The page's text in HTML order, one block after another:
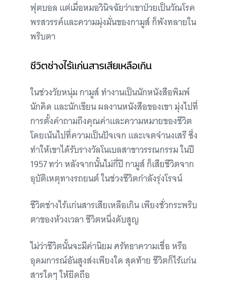
ฟุตบอล แต่เมื่อหมอวินิจฉัยว่าเขาป่วยเป็นวัณโรค
พรสวรรค์และความมุ่งมั่นของกามูส์ ก็พังทลายใน
พริบตา
ชีวิตช่างไร้แก่นสารเสียเหลือเกิน
ในช่วงวัยหนุ่ม กามูส์ ทำงานเป็นนักหนังสือพิมพ์
นักคิด และนักเขียน ผลงานหนังสือของเขา มุ่งไปที่
การตั้งคำถามถึงคุณค่าและความหมายของชีวิต
โดยเน้นไปที่ความเป็นปัจเจก และเจตจำนงเสรี ซึ่ง
ทำให้เขาได้รับรางวัลโนเบลสาขาวรรณกรรม ในปี
1957 ทว่า หลังจากนั้นไม่กี่ปี กามูส์ ก็เสียชีวิตจาก
อุบัติเหตุทางรถยนต์ ในช่วงชีวิตกำลังรุ่งโรจน์
ชีวิตช่างไร้แก่นสารเสียเหลือเกิน เพียงชั่วกระพริบ
ตาของห้วงเวลา ชีวิตหนึ่งดับสูญ
ไม่ว่าชีวิตนั้นจะมีค่านิยม ศรัทธาความเชื่อ หรือ
อุดมการณ์อันสูงส่งเพียงใด สุดท้าย ชีวิตก็ไร้แก่น
สารใดๆ ให้ยึดถือ